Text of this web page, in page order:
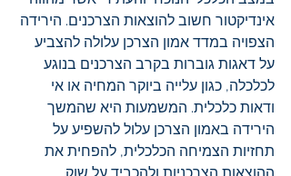
אינדיקטור חשוב להוצאות הצרכנים. הירידה
הצפויה במדד אמון הצרכן עלולה להצביע
על דאגות גוברות בקרב הצרכנים בנוגע
לכלכלה, כגון עלייה ביוקר המחיה או אי
ודאות כלכלית. המשמעות היא שהמשך
הירידה באמון הצרכן עלול להשפיע על
תחזיות הצמיחה הכלכלית, להפחית את